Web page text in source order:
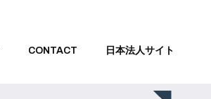
CONTACT 日本法人サイト